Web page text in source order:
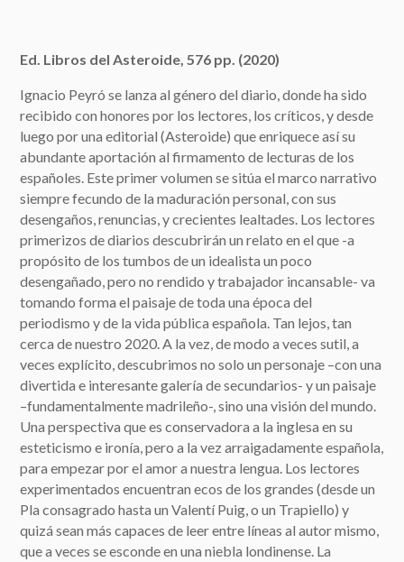
Ed. Libros del Asteroide, 576 pp. (2020)
Ignacio Peyró se lanza al género del diario, donde ha sido
recibido con honores por los lectores, los críticos, y desde
luego por una editorial (Asteroide) que enriquece así su
abundante aportación al firmamento de lecturas de los
españoles. Este primer volumen se sitúa el marco narrativo
siempre fecundo de la maduración personal, con sus
desengaños, renuncias, y crecientes lealtades. Los lectores
primerizos de diarios descubrirán un relato en el que -a
propósito de los tumbos de un idealista un poco
desengañado, pero no rendido y trabajador incansable- va
tomando forma el paisaje de toda una época del
periodismo y de la vida pública española. Tan lejos, tan
cerca de nuestro 2020. A la vez, de modo a veces sutil, a
veces explícito, descubrimos no solo un personaje –con una
divertida e interesante galería de secundarios- y un paisaje
–fundamentalmente madrileño-, sino una visión del mundo.
Una perspectiva que es conservadora a la inglesa en su
esteticismo e ironía, pero a la vez arraigadamente española,
para empezar por el amor a nuestra lengua. Los lectores
experimentados encuentran ecos de los grandes (desde un
Pla consagrado hasta un Valentí Puig, o un Trapiello) y
quizá sean más capaces de leer entre líneas al autor mismo,
que a veces se esconde en una niebla londinense. La